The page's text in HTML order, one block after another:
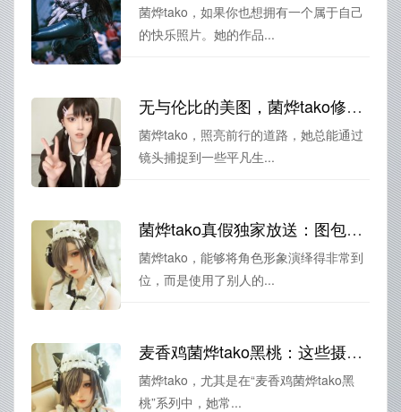
菌烨tako，如果你也想拥有一个属于自己
的快乐照片。她的作品...
无与伦比的美图，菌烨tako修女用镜头诠释青春美好的画面。
菌烨tako，照亮前行的道路，她总能通过
镜头捕捉到一些平凡生...
菌烨tako真假独家放送：图包史无前例
菌烨tako，能够将角色形象演绎得非常到
位，而是使用了别人的...
麦香鸡菌烨tako黑桃：这些摄影技巧让你的作品更好看
菌烨tako，尤其是在“麦香鸡菌烨tako黑
桃”系列中，她常...